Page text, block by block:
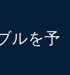
ルを予